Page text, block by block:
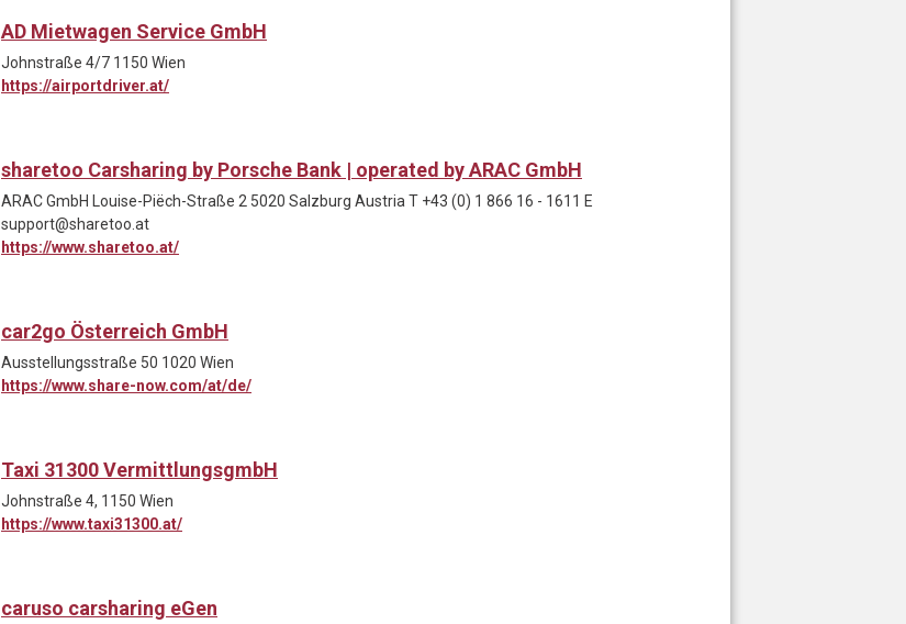
AD Mietwagen Service GmbH
Johnstraße 4/7 1150 Wien
https://airportdriver.at/
sharetoo Carsharing by Porsche Bank | operated by ARAC GmbH
ARAC GmbH Louise-Piëch-Straße 2 5020 Salzburg Austria T +43 (0) 1 866 16 - 1611 E
support@sharetoo.at
https://www.sharetoo.at/
car2go Österreich GmbH
Ausstellungsstraße 50 1020 Wien
https://www.share-now.com/at/de/
Taxi 31300 VermittlungsgmbH
Johnstraße 4, 1150 Wien
https://www.taxi31300.at/
caruso carsharing eGen